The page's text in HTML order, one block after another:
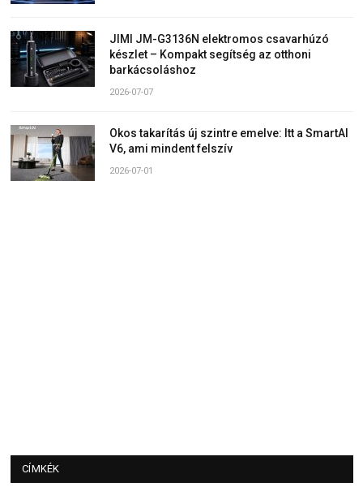
JIMI JM-G3136N elektromos csavarhúzó
készlet – Kompakt segítség az otthoni
barkácsoláshoz
2026-07-07
Okos takarítás új szintre emelve: Itt a SmartAI
V6, ami mindent felszív
2026-07-01
CÍMKÉK